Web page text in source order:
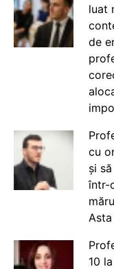
luat
de
cu
și
într-
10